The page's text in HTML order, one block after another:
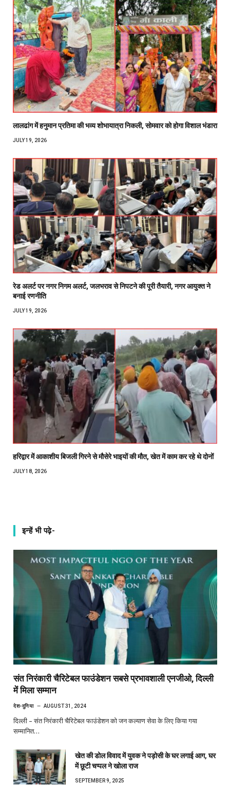
लालढांग में हनुमान प्रतिमा की भव्य शोभायात्रा निकली, सोमवार को होगा विशाल भंडारा
JULY 19, 2026
रेड अलर्ट पर नगर निगम अलर्ट, जलभराव से निपटने की पूरी तैयारी, नगर आयुक्त ने
बनाई रणनीति
JULY 19, 2026
हरिद्वार में आकाशीय बिजली गिरने से मौसेरे भाइयों की मौत, खेत में काम कर रहे थे दोनों
JULY 18, 2026
इन्हें भी पढ़े-
संत निरंकारी चैरिटेबल फाउंडेशन सबसे प्रभावशाली एनजीओ, दिल्ली
में मिला सम्मान
देश-दुनिया AUGUST 31, 2024
दिल्ली – संत निरंकारी चैरिटेबल फाउंडेशन को जन कल्याण सेवा के लिए किया गया
सम्मानित…
खेत की डोल विवाद में युवक ने पड़ोसी के घर लगाई आग, घर
में छूटी चप्पल ने खोला राज
SEPTEMBER 9, 2025